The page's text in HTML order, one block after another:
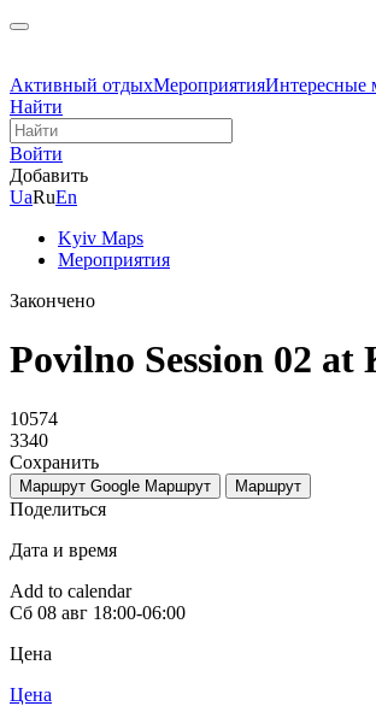
Активный отдыхМероприятияИнтересные
Найти
Войти
Добавить
UaRuEn
Kyiv Maps
Мероприятия
Закончено
Povilno Session 02 at
10574
3340
Сохранить
Маршрут Google Маршрут Маршрут
Поделиться
Дата и время
Add to calendar
Сб 08 авг 18:00-06:00
Цена
Цена